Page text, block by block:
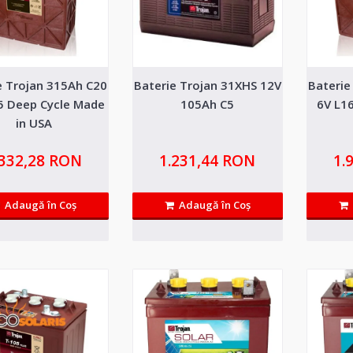
Baterie LiFePo4 51.2V
14.33kWh
EVE&nbs..
Baterie LiFePo4 51.2V
14.33kWh
Baterie LiFePo4 48V 280Ah 14.33kWh cu afisaj
EVE&nbs..
Trojan 315Ah C20
Deep Cycle Made
in USA
RON
Adaugă în Coş
Baterie Trojan 31XHS 12V
105Ah C5
1.231,44 RON
Adaugă în Coş
Baterie
6V